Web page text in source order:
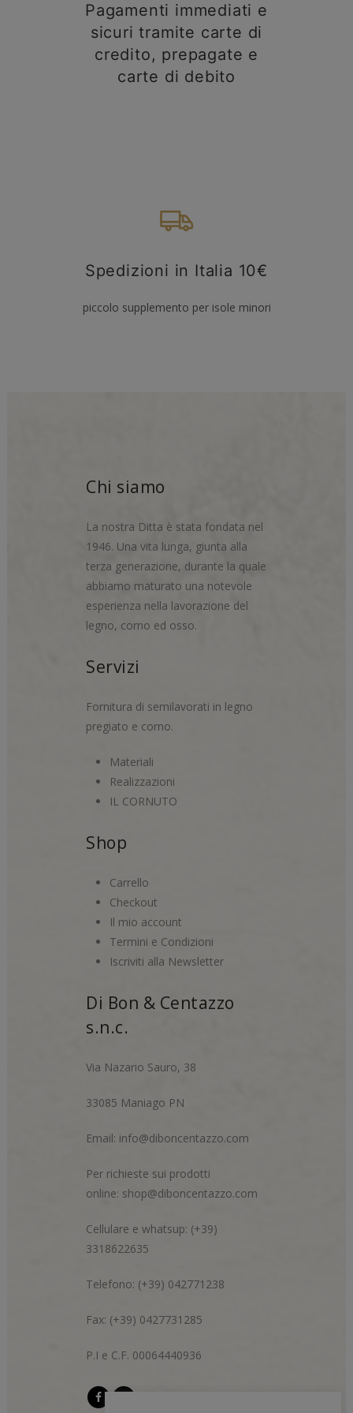
Pagamenti immediati e
sicuri tramite carte di
credito, prepagate e
carte di debito
Spedizioni in Italia 10€
piccolo supplemento per isole minori
Chi siamo
La nostra Ditta è stata fondata nel
1946. Una vita lunga, giunta alla
terza generazione, durante la quale
abbiamo maturato una notevole
esperienza nella lavorazione del
legno, corno ed osso.
Servizi
Fornitura di semilavorati in legno
pregiato e corno.
Materiali
Realizzazioni
IL CORNUTO
Shop
Carrello
Checkout
Il mio account
Termini e Condizioni
Iscriviti alla Newsletter
Di Bon & Centazzo
s.n.c.
Via Nazario Sauro, 38
33085 Maniago PN
Email: info@diboncentazzo.com
Per richieste sui prodotti
online: shop@diboncentazzo.com
Cellulare e whatsup: (+39)
3318622635
Telefono: (+39) 042771238
Fax: (+39) 0427731285
P.I e C.F. 00064440936